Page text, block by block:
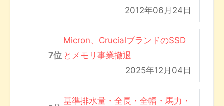
2012年06月24日
Micron、CrucialブランドのSSD
とメモリ事業撤退
2025年12月04日
基準排水量・全長・全幅・馬力・